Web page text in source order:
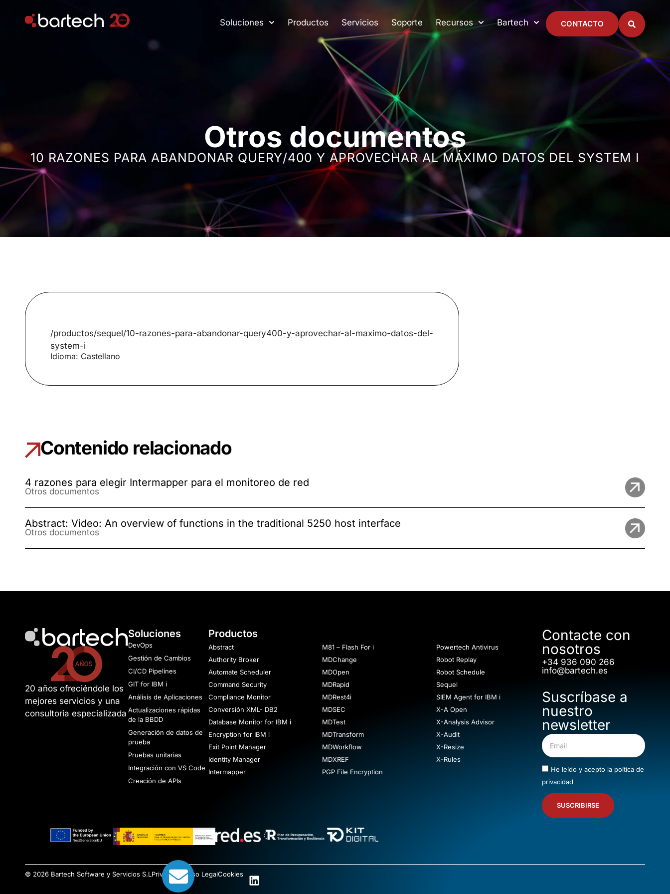
Soluciones Productos Servicios Soporte Recursos Bartech CONTACTO
Otros documentos
10 RAZONES PARA ABANDONAR QUERY/400 Y APROVECHAR AL MÁXIMO DATOS DEL SYSTEM I
/productos/sequel/10-razones-para-abandonar-query400-y-aprovechar-al-maximo-datos-del-
system-i
Idioma: Castellano
Contenido relacionado
4 razones para elegir Intermapper para el monitoreo de red
Otros documentos
Abstract: Video: An overview of functions in the traditional 5250 host interface
Otros documentos
20 años ofreciéndole los
mejores servicios y una
consultoría especializada
Soluciones
DevOps
Gestión de Cambios
CI/CD Pipelines
GIT for IBM i
Análisis de Aplicaciones
Actualizaciones rápidas
de la BBDD
Generación de datos de
prueba
Pruebas unitarias
Integración con VS Code
Creación de APIs
Productos
Abstract
Authority Broker
Automate Scheduler
Command Security
Compliance Monitor
Conversión XML- DB2
Database Monitor for IBM i
Encryption for IBM i
Exit Point Manager
Identity Manager
Intermapper
M81 – Flash For i
MDChange
MDOpen
MDRapid
MDRest4i
MDSEC
MDTest
MDTransform
MDWorkflow
MDXREF
PGP File Encryption
Powertech Antivirus
Robot Replay
Robot Schedule
Sequel
SIEM Agent for IBM i
X-A Open
X-Analysis Advisor
X-Audit
X-Resize
X-Rules
Contacte con
nosotros
+34 936 090 266
info@bartech.es
Suscríbase a
nuestro
newsletter
He leído y acepto la poítica de
privacidad
SUSCRIBIRSE
© 2026 Bartech Software y Servicios S.LPrivacidadAviso LegalCookies